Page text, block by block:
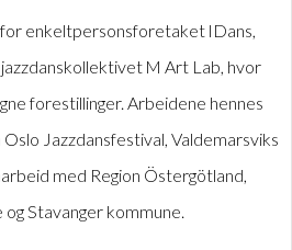
enkeltpersonsforetaket IDans,
M Art Lab, hvor
forestillinger. Arbeidene hennes
Jazzdansfestival, Valdemarsviks
med Region Östergötland,
Stavanger kommune.